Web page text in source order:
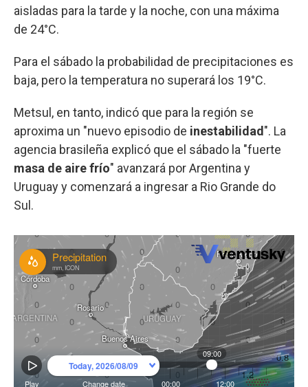
aisladas para la tarde y la noche, con una máxima
de 24°C.
Para el sábado la probabilidad de precipitaciones es
baja, pero la temperatura no superará los 19°C.
Metsul, en tanto, indicó que para la región se
aproxima un "nuevo episodio de inestabilidad". La
agencia brasileña explicó que el sábado la "fuerte
masa de aire frío" avanzará por Argentina y
Uruguay y comenzará a ingresar a Rio Grande do
Sul.